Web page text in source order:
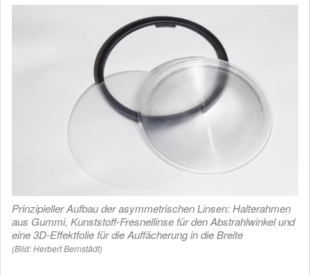
Prinzipieller Aufbau der asymmetrischen Linsen: Halterahmen
aus Gummi, Kunststoff-Fresnellinse für den Abstrahlwinkel und
eine 3D-Effektfolie für die Auffächerung in die Breite
(Bild: Herbert Bernstädt)